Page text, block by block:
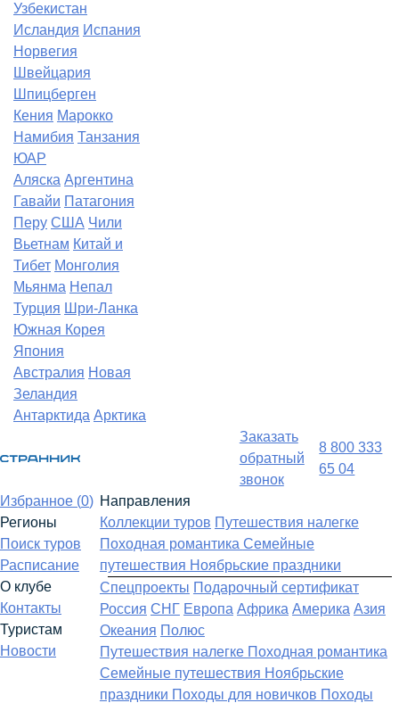
Узбекистан
Исландия Испания
Норвегия
Швейцария
Шпицберген
Кения Марокко
Намибия Танзания
ЮАР
Аляска Аргентина
Гавайи Патагония
Перу США Чили
Вьетнам Китай и
Тибет Монголия
Мьянма Непал
Турция Шри-Ланка
Южная Корея
Япония
Австралия Новая
Зеландия
Антарктида Арктика
Заказать
обратный
звонок
8 800 333
65 04
Избранное (0)
Регионы
Поиск туров
Расписание
О клубе
Контакты
Туристам
Новости
Направления
Коллекции туров Путешествия налегке
Походная романтика Семейные
путешествия Ноябрьские праздники
Спецпроекты Подарочный сертификат
Россия СНГ Европа Африка Америка Азия
Океания Полюс
Путешествия налегке Походная романтика
Семейные путешествия Ноябрьские
праздники Походы для новичков Походы